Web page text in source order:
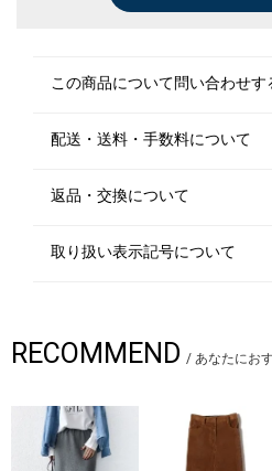
この商品について問い合わせす
配送・送料・手数料について
返品・交換について
取り扱い表示記号について
RECOMMEND / あなたにお